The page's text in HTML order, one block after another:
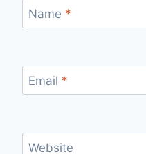
Name *
Email *
Website